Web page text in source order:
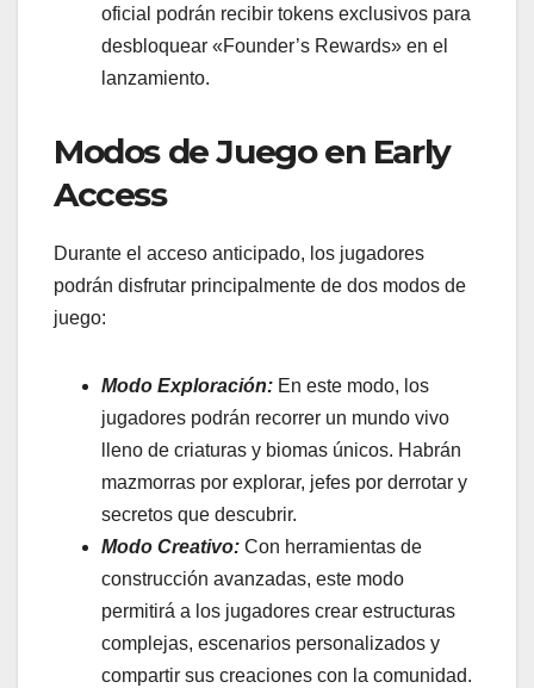
oficial podrán recibir tokens exclusivos para
desbloquear «Founder’s Rewards» en el
lanzamiento.
Modos de Juego en Early
Access
Durante el acceso anticipado, los jugadores
podrán disfrutar principalmente de dos modos de
juego:
Modo Exploración: En este modo, los
jugadores podrán recorrer un mundo vivo
lleno de criaturas y biomas únicos. Habrán
mazmorras por explorar, jefes por derrotar y
secretos que descubrir.
Modo Creativo: Con herramientas de
construcción avanzadas, este modo
permitirá a los jugadores crear estructuras
complejas, escenarios personalizados y
compartir sus creaciones con la comunidad.